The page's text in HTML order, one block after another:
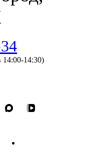
14:00-14:30)